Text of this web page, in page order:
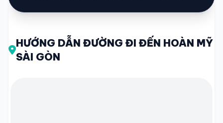
HƯỚNG DẪN ĐƯỜNG ĐI ĐẾN HOÀN MỸ
SÀI GÒN